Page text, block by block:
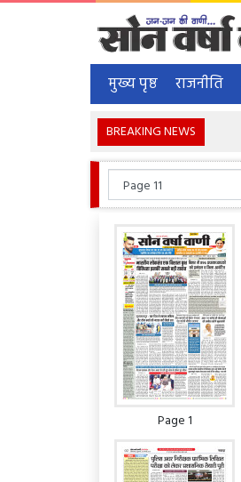
मुख्य पृष्ठ राजनीति
BREAKING NEWS
Page 1